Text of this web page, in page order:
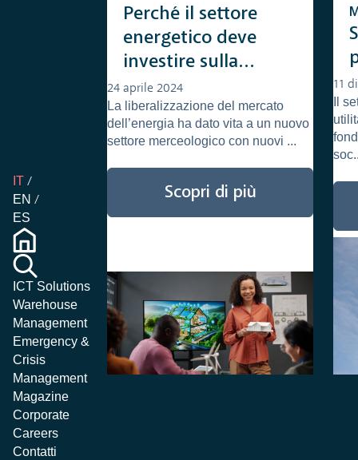
IT
EN
ES
ICT Solutions
Warehouse
Management
Emergency &
Crisis
Management
Magazine
Corporate
Careers
Contatti
Perché il settore
energetico deve
investire sulla
customer experience
24 aprile 2024
La liberalizzazione del mercato
dell’energia ha dato vita a un nuovo
settore merceologico con nuovi ...
Scopri di più
11
Il